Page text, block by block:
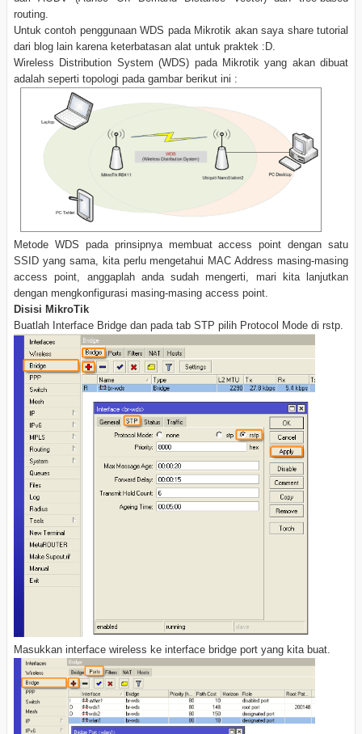
routing.
Untuk contoh penggunaan WDS pada Mikrotik akan saya share tutorial
dari blog lain karena keterbatasan alat untuk praktek :D.
Wireless Distribution System (WDS) pada Mikrotik yang akan dibuat
adalah seperti topologi pada gambar berikut ini :
Metode WDS pada prinsipnya membuat access point dengan satu
SSID yang sama, kita perlu mengetahui MAC Address masing-masing
access point, anggaplah anda sudah mengerti, mari kita lanjutkan
dengan mengkonfigurasi masing-masing access point.
Disisi MikroTik
Buatlah Interface Bridge dan pada tab STP pilih Protocol Mode di rstp.
Masukkan interface wireless ke interface bridge port yang kita buat.